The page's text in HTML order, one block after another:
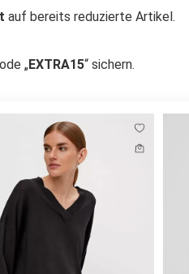
auf bereits reduzierte Artikel.
„EXTRA15“ sichern.